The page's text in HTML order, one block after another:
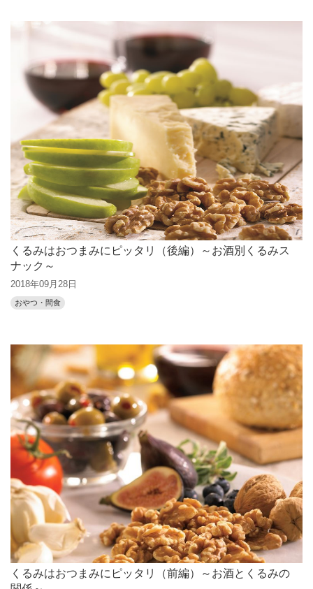
くるみはおつまみにピッタリ（後編）～お酒別くるみス
ナック～
2018年09月28日
おやつ・間食
くるみはおつまみにピッタリ（前編）～お酒とくるみの